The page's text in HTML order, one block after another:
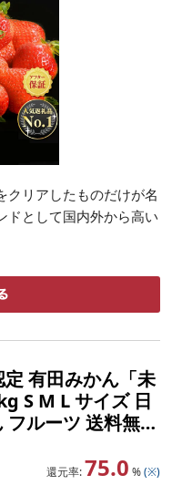
クリアしたものだけが名
ドとして国内外から高い
有田みかん「未
S M L サイズ 日
ルーツ 送料無料
橘 果物 フルーツ
還元率: 75.0 % (※)